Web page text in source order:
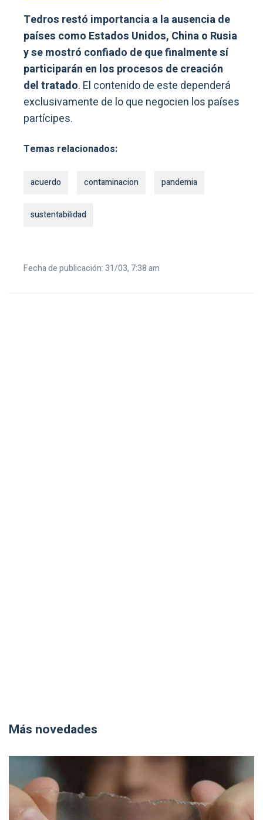
Tedros restó importancia a la ausencia de
países como Estados Unidos, China o Rusia
y se mostró confiado de que finalmente sí
participarán en los procesos de creación
del tratado. El contenido de este dependerá
exclusivamente de lo que negocien los países
partícipes.
Temas relacionados:
acuerdo contaminacion pandemia
sustentabilidad
Fecha de publicación: 31/03, 7:38 am
Más novedades